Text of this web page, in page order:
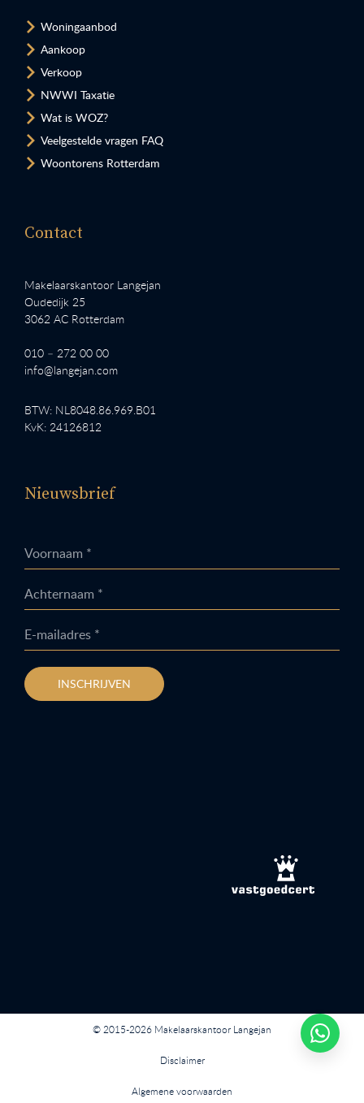
Woningaanbod
Aankoop
Verkoop
NWWI Taxatie
Wat is WOZ?
Veelgestelde vragen FAQ
Woontorens Rotterdam
Contact
Makelaarskantoor Langejan
Oudedijk 25
3062 AC Rotterdam
010 – 272 00 00
info@langejan.com
BTW: NL8048.86.969.B01
KvK: 24126812
Nieuwsbrief
Voornaam *
Achternaam *
E-mailadres *
INSCHRIJVEN
© 2015-2026 Makelaarskantoor Langejan
Disclaimer
Algemene voorwaarden